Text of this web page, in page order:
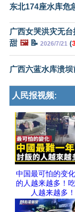
东北174座水库危
广西女哭洪灾无
甜 🖼️📝 2026/7/21 (
广西六蓝水库溃
人民报视频:
中国最可怕的变
的人越来越多！
人越来越多！